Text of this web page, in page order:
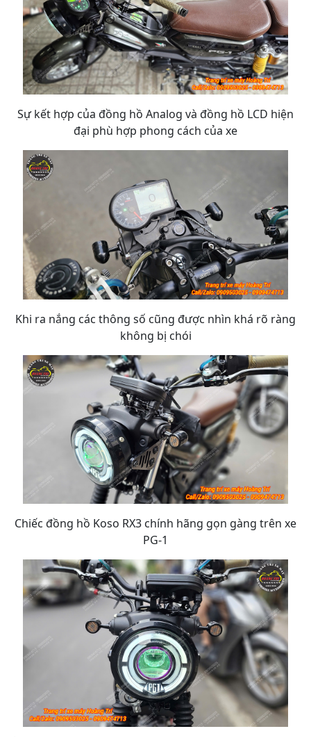
Sự kết hợp của đồng hồ Analog và đồng hồ LCD hiện
đại phù hợp phong cách của xe
Khi ra nắng các thông số cũng được nhìn khá rõ ràng
không bị chói
Chiếc đồng hồ Koso RX3 chính hãng gọn gàng trên xe
PG-1